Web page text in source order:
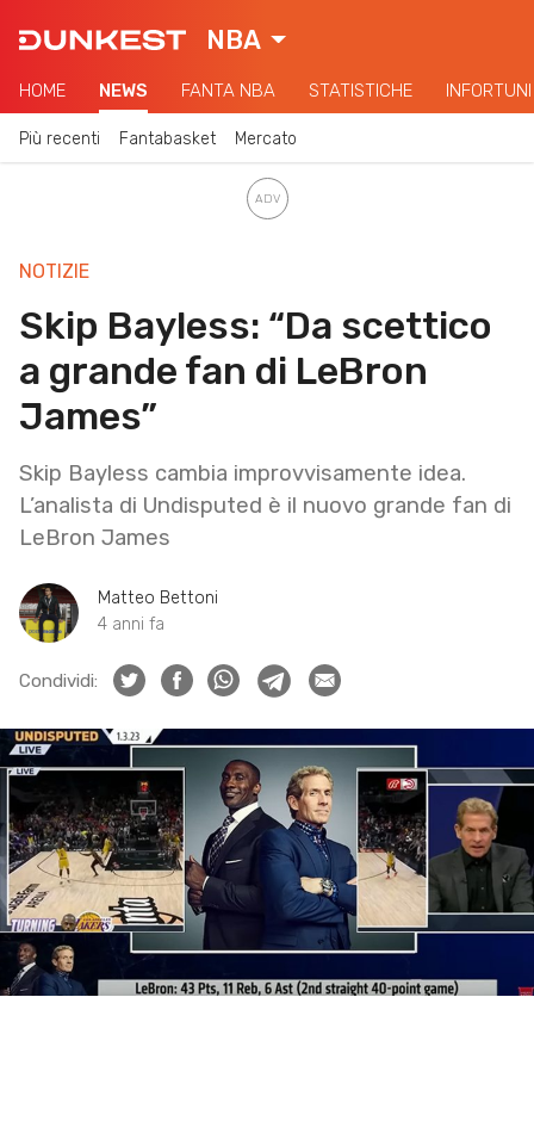
NBA
HOME NEWS FANTA NBA STATISTICHE INFORTUNI
Più recenti Fantabasket Mercato
NOTIZIE
Skip Bayless: “Da scettico
a grande fan di LeBron
James”
Skip Bayless cambia improvvisamente idea.
L’analista di Undisputed è il nuovo grande fan di
LeBron James
Matteo Bettoni
4 anni fa
Condividi: